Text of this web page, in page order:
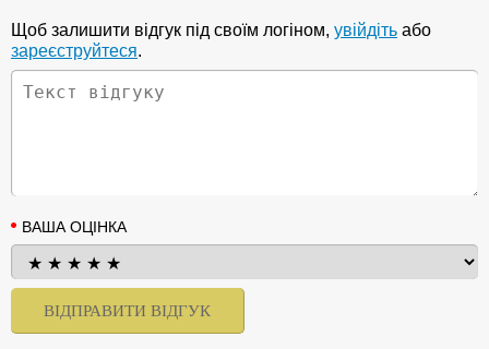
Щоб залишити відгук під своїм логіном, увійдіть або
зареєструйтеся.
ВАША ОЦІНКА